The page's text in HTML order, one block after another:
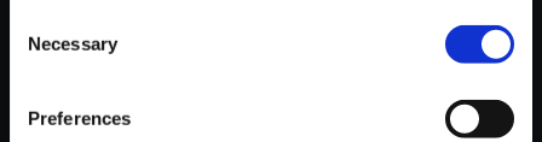
Selection
Necessary
Preferences